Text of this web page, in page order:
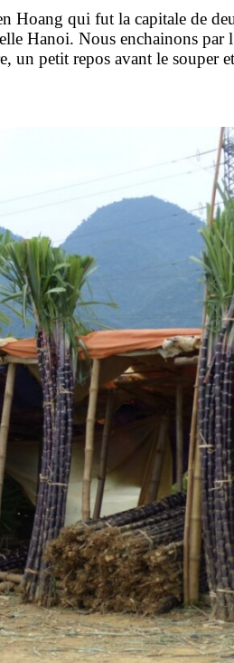
Hoang qui fut la capitale de
Hanoi. Nous enchainons par
un petit repos avant le souper